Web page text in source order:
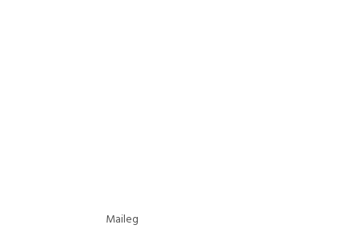
Maileg